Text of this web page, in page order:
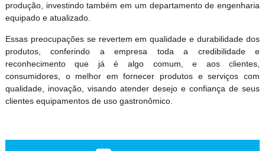
produção, investindo também em um departamento de engenharia
equipado e atualizado.
Essas preocupações se revertem em qualidade e durabilidade dos
produtos, conferindo a empresa toda a credibilidade e
reconhecimento que já é algo comum, e aos clientes,
consumidores, o melhor em fornecer produtos e serviços com
qualidade, inovação, visando atender desejo e confiança de seus
clientes equipamentos de uso gastronômico.